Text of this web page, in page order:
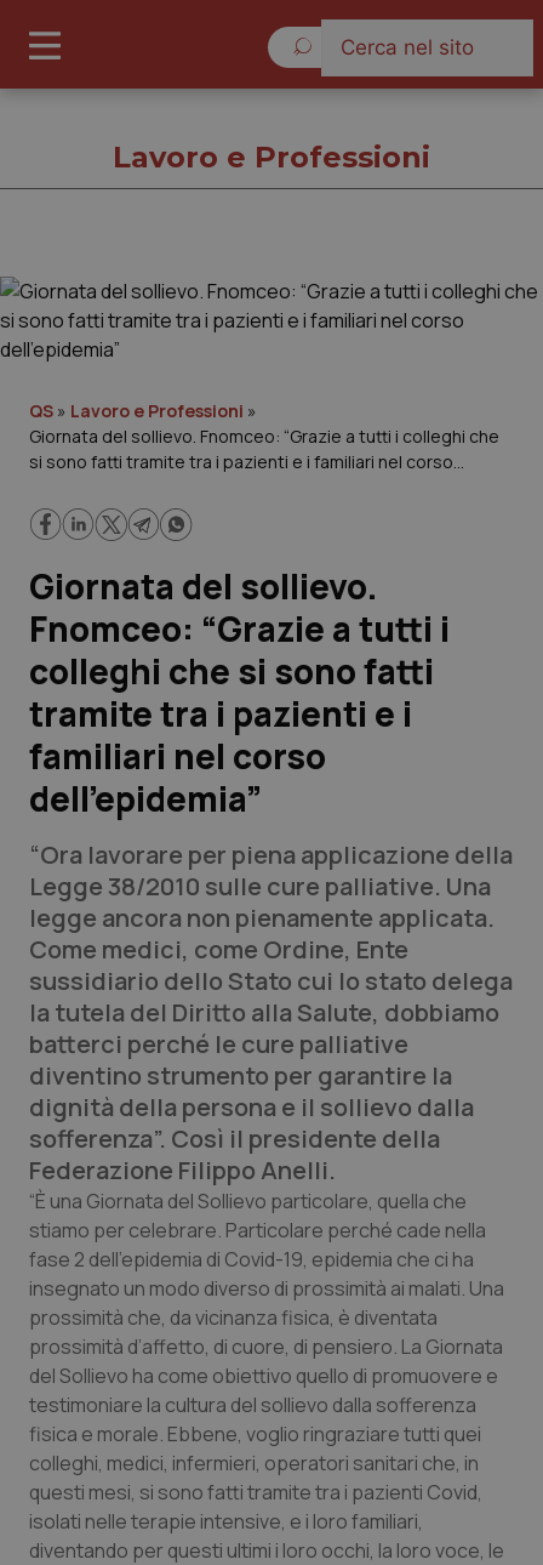
Cronache
Governo e Parlamento
Regioni e Asl
Lavoro e Professioni
Scienza e Farmaci
Studi e Analisi
Lettere al direttore
Edizioni Regionali
QS Pro
Professionisti Sanitari.AI
Abruzzo
Basilicata
Calabria
Campania
Emilia-Romagna
Friuli Venezia Giulia
Lazio
Liguria
Lombardia
Marche
QS Pro Gold
Artrite & artrosi
Asma & BPCO
Car-T
Colesterolo & coronaropatie
Dermatite Atopica
Diabete & glucometri
Disturbi dell’umore
Dolore
Donna & Salute
QS Club Newsletter
Lavoro e Professioni
QS » Lavoro e Professioni »
Giornata del sollievo. Fnomceo: “Grazie a tutti i colleghi che
si sono fatti tramite tra i pazienti e i familiari nel corso
Giornata del sollievo.
Fnomceo: “Grazie a tutti i
colleghi che si sono fatti
tramite tra i pazienti e i
familiari nel corso
dell’epidemia”
“Ora lavorare per piena applicazione della
Legge 38/2010 sulle cure palliative. Una
legge ancora non pienamente applicata.
Come medici, come Ordine, Ente
sussidiario dello Stato cui lo stato delega
la tutela del Diritto alla Salute, dobbiamo
batterci perché le cure palliative
diventino strumento per garantire la
dignità della persona e il sollievo dalla
sofferenza”. Così il presidente della
Federazione Filippo Anelli.
“È una Giornata del Sollievo particolare, quella che
stiamo per celebrare. Particolare perché cade nella
fase 2 dell’epidemia di Covid-19, epidemia che ci ha
insegnato un modo diverso di prossimità ai malati. Una
prossimità che, da vicinanza fisica, è diventata
prossimità d’affetto, di cuore, di pensiero. La Giornata
del Sollievo ha come obiettivo quello di promuovere e
testimoniare la cultura del sollievo dalla sofferenza
fisica e morale. Ebbene, voglio ringraziare tutti quei
colleghi, medici, infermieri, operatori sanitari che, in
questi mesi, si sono fatti tramite tra i pazienti Covid,
isolati nelle terapie intensive, e i loro familiari,
diventando per questi ultimi i loro occhi, la loro voce, le